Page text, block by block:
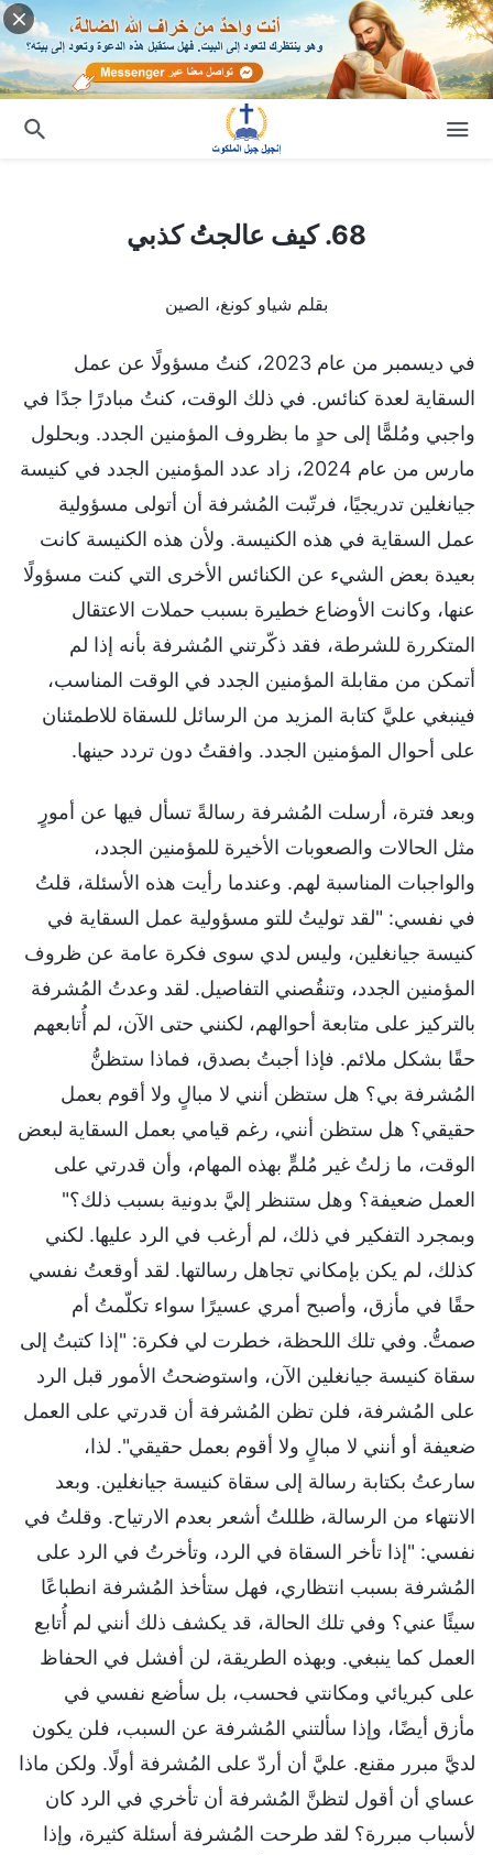
68. كيف عالجتُ كذبي
بقلم شياو كونغ، الصين
في ديسمبر من عام 2023، كنتُ مسؤولًا عن عمل
السقاية لعدة كنائس. في ذلك الوقت، كنتُ مبادرًا جدًا في
واجبي ومُلمًّا إلى حدٍ ما بظروف المؤمنين الجدد. وبحلول
مارس من عام 2024، زاد عدد المؤمنين الجدد في كنيسة
جيانغلين تدريجيًا، فرتّبت المُشرفة أن أتولى مسؤولية
عمل السقاية في هذه الكنيسة. ولأن هذه الكنيسة كانت
بعيدة بعض الشيء عن الكنائس الأخرى التي كنت مسؤولًا
عنها، وكانت الأوضاع خطيرة بسبب حملات الاعتقال
المتكررة للشرطة، فقد ذكّرتني المُشرفة بأنه إذا لم
أتمكن من مقابلة المؤمنين الجدد في الوقت المناسب،
فينبغي عليَّ كتابة المزيد من الرسائل للسقاة للاطمئنان
على أحوال المؤمنين الجدد. وافقتُ دون تردد حينها.
وبعد فترة، أرسلت المُشرفة رسالةً تسأل فيها عن أمورٍ
مثل الحالات والصعوبات الأخيرة للمؤمنين الجدد،
والواجبات المناسبة لهم. وعندما رأيت هذه الأسئلة، قلتُ
في نفسي: "لقد توليتُ للتو مسؤولية عمل السقاية في
كنيسة جيانغلين، وليس لدي سوى فكرة عامة عن ظروف
المؤمنين الجدد، وتنقُصني التفاصيل. لقد وعدتُ المُشرفة
بالتركيز على متابعة أحوالهم، لكنني حتى الآن، لم أُتابعهم
حقًا بشكل ملائم. فإذا أجبتُ بصدق، فماذا ستظنُّ
المُشرفة بي؟ هل ستظن أنني لا مبالٍ ولا أقوم بعمل
حقيقي؟ هل ستظن أنني، رغم قيامي بعمل السقاية لبعض
الوقت، ما زلتُ غير مُلمٍّ بهذه المهام، وأن قدرتي على
العمل ضعيفة؟ وهل ستنظر إليَّ بدونية بسبب ذلك؟"
وبمجرد التفكير في ذلك، لم أرغب في الرد عليها. لكني
كذلك، لم يكن بإمكاني تجاهل رسالتها. لقد أوقعتُ نفسي
حقًا في مأزق، وأصبح أمري عسيرًا سواء تكلّمتُ أم
صمتُّ. وفي تلك اللحظة، خطرت لي فكرة: "إذا كتبتُ إلى
سقاة كنيسة جيانغلين الآن، واستوضحتُ الأمور قبل الرد
على المُشرفة، فلن تظن المُشرفة أن قدرتي على العمل
ضعيفة أو أنني لا مبالٍ ولا أقوم بعمل حقيقي". لذا،
سارعتُ بكتابة رسالة إلى سقاة كنيسة جيانغلين. وبعد
الانتهاء من الرسالة، ظللتُ أشعر بعدم الارتياح. وقلتُ في
نفسي: "إذا تأخر السقاة في الرد، وتأخرتُ في الرد على
المُشرفة بسبب انتظاري، فهل ستأخذ المُشرفة انطباعًا
سيئًا عني؟ وفي تلك الحالة، قد يكشف ذلك أنني لم أُتابع
العمل كما ينبغي. وبهذه الطريقة، لن أفشل في الحفاظ
على كبريائي ومكانتي فحسب، بل سأضع نفسي في
مأزق أيضًا، وإذا سألتني المُشرفة عن السبب، فلن يكون
لديَّ مبرر مقنع. عليَّ أن أردّ على المُشرفة أولًا. ولكن ماذا
عساي أن أقول لتظنَّ المُشرفة أن تأخري في الرد كان
لأسباب مبررة؟ لقد طرحت المُشرفة أسئلة كثيرة، وإذا